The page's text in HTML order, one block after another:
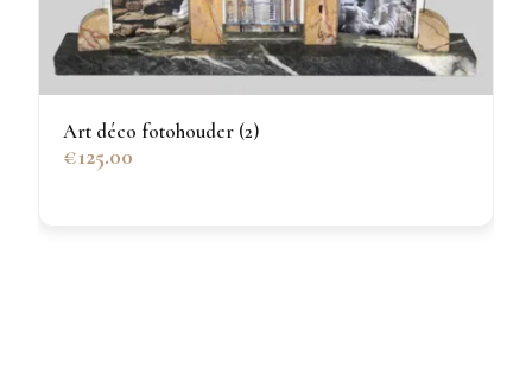
Art déco fotohouder (2)
€125.00